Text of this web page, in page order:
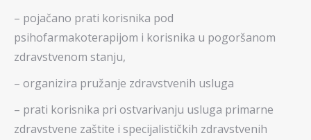
– pojačano prati korisnika pod
psihofarmakoterapijom i korisnika u pogoršanom
zdravstvenom stanju,
– organizira pružanje zdravstvenih usluga
– prati korisnika pri ostvarivanju usluga primarne
zdravstvene zaštite i specijalističkih zdravstvenih